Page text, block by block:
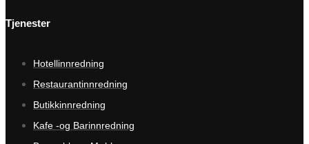
Tjenester
Hotellinnredning
Restaurantinnredning
Butikkinnredning
Kafe -og Barinnredning